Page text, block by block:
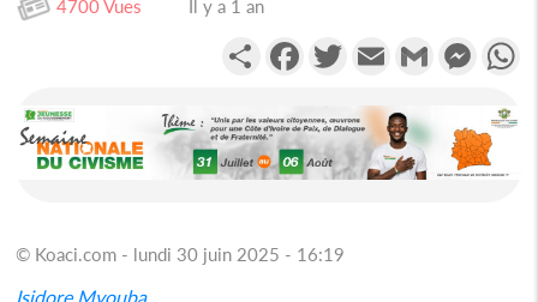
4700 Vues Il y a 1 an
PartagerFacebookTwitterEmail Gmail
© Koaci.com - lundi 30 juin 2025 - 16:19
IsidoreMvouba